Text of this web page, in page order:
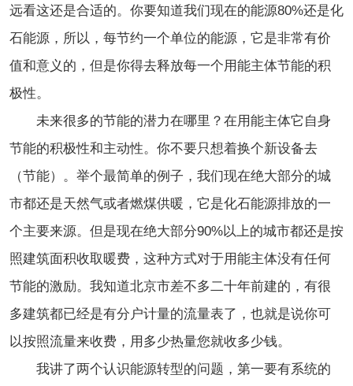
远看这还是合适的。你要知道我们现在的能源80%还是化
石能源，所以，每节约一个单位的能源，它是非常有价
值和意义的，但是你得去释放每一个用能主体节能的积
极性。
未来很多的节能的潜力在哪里？在用能主体它自身
节能的积极性和主动性。你不要只想着换个新设备去
（节能）。举个最简单的例子，我们现在绝大部分的城
市都还是天然气或者燃煤供暖，它是化石能源排放的一
个主要来源。但是现在绝大部分90%以上的城市都还是按
照建筑面积收取暖费，这种方式对于用能主体没有任何
节能的激励。我知道北京市差不多二十年前建的，有很
多建筑都已经是有分户计量的流量表了，也就是说你可
以按照流量来收费，用多少热量您就收多少钱。
我讲了两个认识能源转型的问题，第一要有系统的